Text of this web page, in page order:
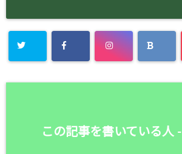
この記事を書いている人 -